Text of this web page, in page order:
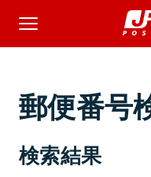
郵便番号
検索結果